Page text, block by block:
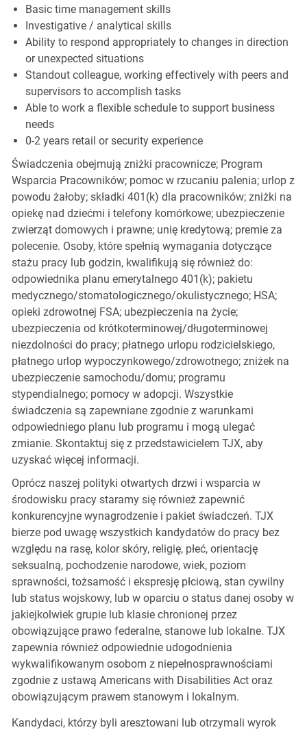
Basic time management skills
Investigative / analytical skills
Ability to respond appropriately to changes in direction
or unexpected situations
Standout colleague, working effectively with peers and
supervisors to accomplish tasks
Able to work a flexible schedule to support business
needs
0-2 years retail or security experience
Świadczenia obejmują zniżki pracownicze; Program
Wsparcia Pracowników; pomoc w rzucaniu palenia; urlop z
powodu żałoby; składki 401(k) dla pracowników; zniżki na
opiekę nad dziećmi i telefony komórkowe; ubezpieczenie
zwierząt domowych i prawne; unię kredytową; premie za
polecenie. Osoby, które spełnią wymagania dotyczące
stażu pracy lub godzin, kwalifikują się również do:
odpowiednika planu emerytalnego 401(k); pakietu
medycznego/stomatologicznego/okulistycznego; HSA;
opieki zdrowotnej FSA; ubezpieczenia na życie;
ubezpieczenia od krótkoterminowej/długoterminowej
niezdolności do pracy; płatnego urlopu rodzicielskiego,
płatnego urlop wypoczynkowego/zdrowotnego; zniżek na
ubezpieczenie samochodu/domu; programu
stypendialnego; pomocy w adopcji. Wszystkie
świadczenia są zapewniane zgodnie z warunkami
odpowiedniego planu lub programu i mogą ulegać
zmianie. Skontaktuj się z przedstawicielem TJX, aby
uzyskać więcej informacji.
Oprócz naszej polityki otwartych drzwi i wsparcia w
środowisku pracy staramy się również zapewnić
konkurencyjne wynagrodzenie i pakiet świadczeń. TJX
bierze pod uwagę wszystkich kandydatów do pracy bez
względu na rasę, kolor skóry, religię, płeć, orientację
seksualną, pochodzenie narodowe, wiek, poziom
sprawności, tożsamość i ekspresję płciową, stan cywilny
lub status wojskowy, lub w oparciu o status danej osoby w
jakiejkolwiek grupie lub klasie chronionej przez
obowiązujące prawo federalne, stanowe lub lokalne. TJX
zapewnia również odpowiednie udogodnienia
wykwalifikowanym osobom z niepełnosprawnościami
zgodnie z ustawą Americans with Disabilities Act oraz
obowiązującym prawem stanowym i lokalnym.
Kandydaci, którzy byli aresztowani lub otrzymali wyrok